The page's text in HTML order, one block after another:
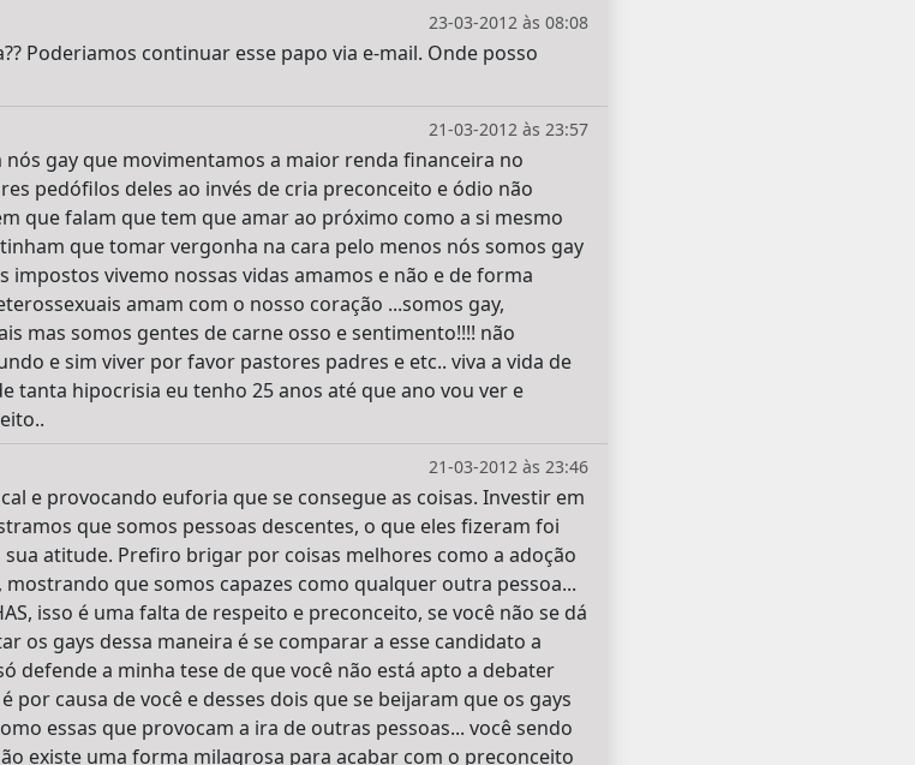
23-03-2012 às 08:08
Poderiamos continuar esse papo via e-mail. Onde posso
21-03-2012 às 23:57
gay que movimentamos a maior renda financeira no
pedófilos deles ao invés de cria preconceito e ódio não
que falam que tem que amar ao próximo como a si mesmo
que tomar vergonha na cara pelo menos nós somos gay
impostos vivemo nossas vidas amamos e não e de forma
amam com o nosso coração ...somos gay,
mas somos gentes de carne osso e sentimento!!!! não
e sim viver por favor pastores padres e etc.. viva a vida de
tanta hipocrisia eu tenho 25 anos até que ano vou ver e
21-03-2012 às 23:46
e provocando euforia que se consegue as coisas. Investir em
que somos pessoas descentes, o que eles fizeram foi
atitude. Prefiro brigar por coisas melhores como a adoção
que somos capazes como qualquer outra pessoa...
isso é uma falta de respeito e preconceito, se você não se dá
os gays dessa maneira é se comparar a esse candidato a
defende a minha tese de que você não está apto a debater
causa de você e desses dois que se beijaram que os gays
essas que provocam a ira de outras pessoas... você sendo
existe uma forma milagrosa para acabar com o preconceito